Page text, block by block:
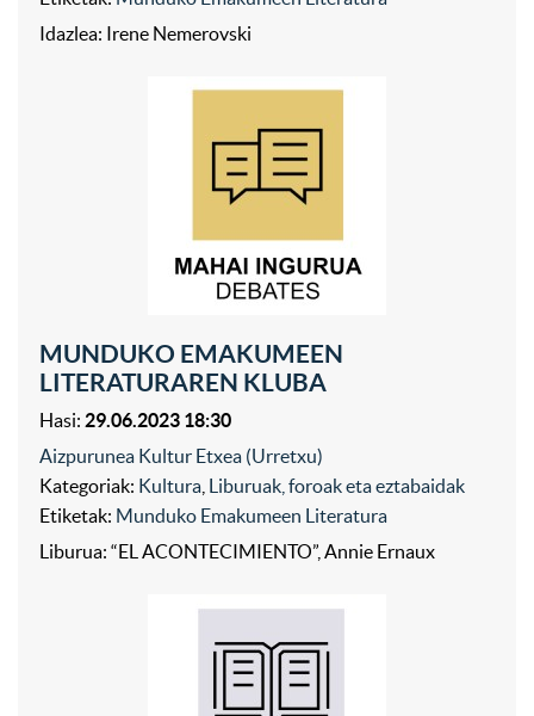
Idazlea: Irene Nemerovski
MUNDUKO EMAKUMEEN
LITERATURAREN KLUBA
Hasi: 29.06.2023 18:30
Aizpurunea Kultur Etxea (Urretxu)
Kategoriak: Kultura Liburuak, foroak eta eztabaidak
Etiketak: Munduko Emakumeen Literatura
Liburua: “EL ACONTECIMIENTO”, Annie Ernaux